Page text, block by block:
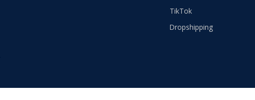
TikTok
Dropshipping